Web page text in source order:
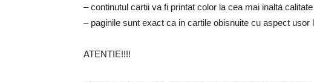
– continutul cartii va fi printat color la cea mai inalta calitate
– paginile sunt exact ca in cartile obisnuite cu aspect usor
ATENTIE!!!!